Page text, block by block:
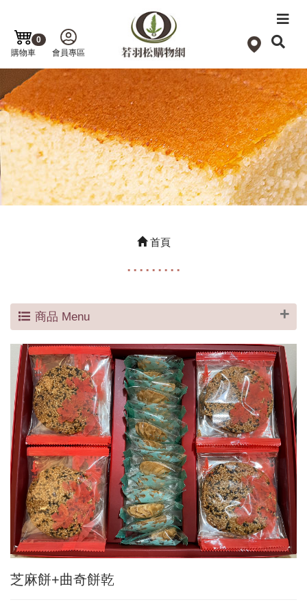
0
購物車
會員專區
首頁
商品 Menu
芝麻餅+曲奇餅乾